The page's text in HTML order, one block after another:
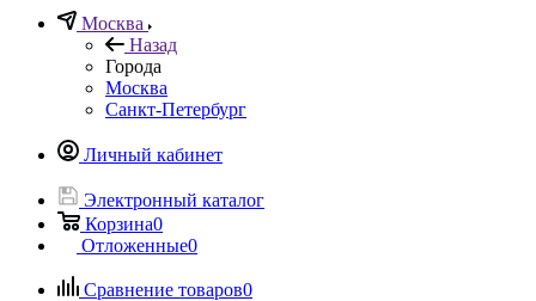
Москва
Назад
Города
Москва
Санкт-Петербург
Личный кабинет
Электронный каталог
Корзина0
Отложенные0
Сравнение товаров0